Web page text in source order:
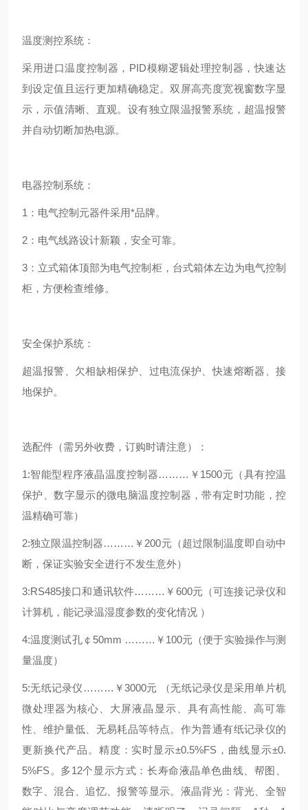
温度测控系统：
采用进口温度控制器，PID模糊逻辑处理控制器，快速达
到设定值且运行更加精确稳定。双屏高亮度宽视窗数字显
示，示值清晰、直观。设有独立限温报警系统，超温报警
并自动切断加热电源。
电器控制系统：
1：电气控制元器件采用*品牌。
2：电气线路设计新颖，安全可靠。
3：立式箱体顶部为电气控制柜，台式箱体左边为电气控制
柜，方便检查维修。
安全保护系统：
超温报警、欠相缺相保护、过电流保护、快速熔断器、接
地保护。
选配件（需另外收费，订购时请注意）：
1:智能型程序液晶温度控制器………￥1500元（具有控温
保护、数字显示的微电脑温度控制器，带有定时功能，控
温精确可靠）
2:独立限温控制器………￥200元（超过限制温度即自动中
断，保证实验安全进行不发生意外）
3:RS485接口和通讯软件………￥600元（可连接记录仪和
计算机，能记录温湿度参数的变化情况 ）
4:温度测试孔￠50mm ………￥100元（便于实验操作与测
量温度）
5:无纸记录仪………￥3000元 （无纸记录仪是采用单片机
微处理器为核心、大屏液晶显示、具有高性能、高可靠
性、维护量低、无易耗品等特点。作为普通有纸记录仪的
更新换代产品。精度：实时显示±0.5%FS，曲线显示±0.
5%FS。多12个显示方式：长寿命液晶单色曲线、帮图、
数字、混合、追忆、报警等显示。液晶背光：背光、全智